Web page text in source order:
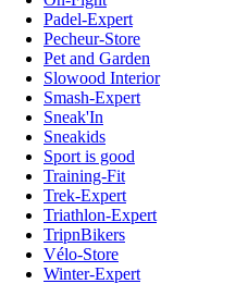
Padel-Expert
Pecheur-Store
Pet and Garden
Slowood Interior
Smash-Expert
Sneak'In
Sneakids
Sport is good
Training-Fit
Trek-Expert
Triathlon-Expert
TripnBikers
Vélo-Store
Winter-Expert